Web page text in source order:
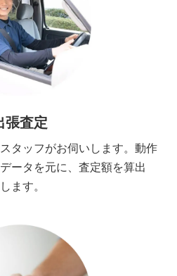
張査定
タッフがお伺いします。動作
ータを元に、査定額を算出
ます。